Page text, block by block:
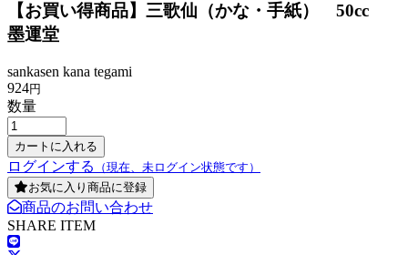
【お買い得商品】三歌仙（かな・手紙） 50cc
墨運堂
sankasen kana tegami
924円
数量
ログインする
（現在、未ログイン状態です）
お気に入り商品に登録
商品のお問い合わせ
SHARE ITEM